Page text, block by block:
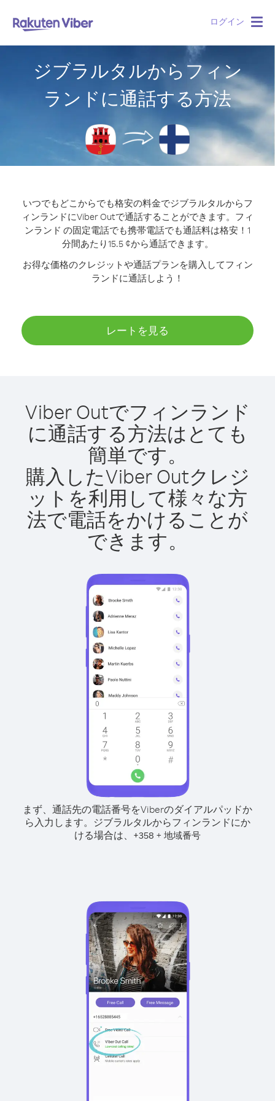
ログイン
ジブラルタルからフィン
ランドに通話する方法
いつでもどこからでも格安の料金でジブラルタルからフ
ィンランドにViber Outで通話することができます。 フィ
ンランド の固定電話でも携帯電話でも通話料は格安！1
分間あたり15.5 ¢から通話できます。
お得な価格のクレジットや通話プランを購入してフィン
ランドに通話しよう！
レートを見る
Viber Outでフィンランド
に通話する方法はとても
簡単です。
購入したViber Outクレジ
ットを利用して様々な方
法で電話をかけることが
できます。
まず、通話先の電話番号をViberのダイアルパッドか
ら入力します。 ジブラルタルからフィンランドにか
ける場合は、 +358 + 地域番号